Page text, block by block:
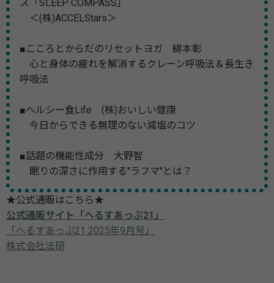
ス「SLEEP COMPASS」
＜(株)ACCELStars＞
■こころとからだのリセットヨガ 綿本彰
心と身体の疲れを解消するクレーン呼吸法＆長生き
呼吸法
■ヘルシー食Life (株)おいしい健康
今日からできる無理のない減塩のコツ
■話題の機能性成分 大野智
眠りの深さに作用する"ラフマ"とは？
★公式通販はこちら★
公式通販サイト「へるすあっぷ21」
「へるすあっぷ21 2025年9月号」
株式会社法研